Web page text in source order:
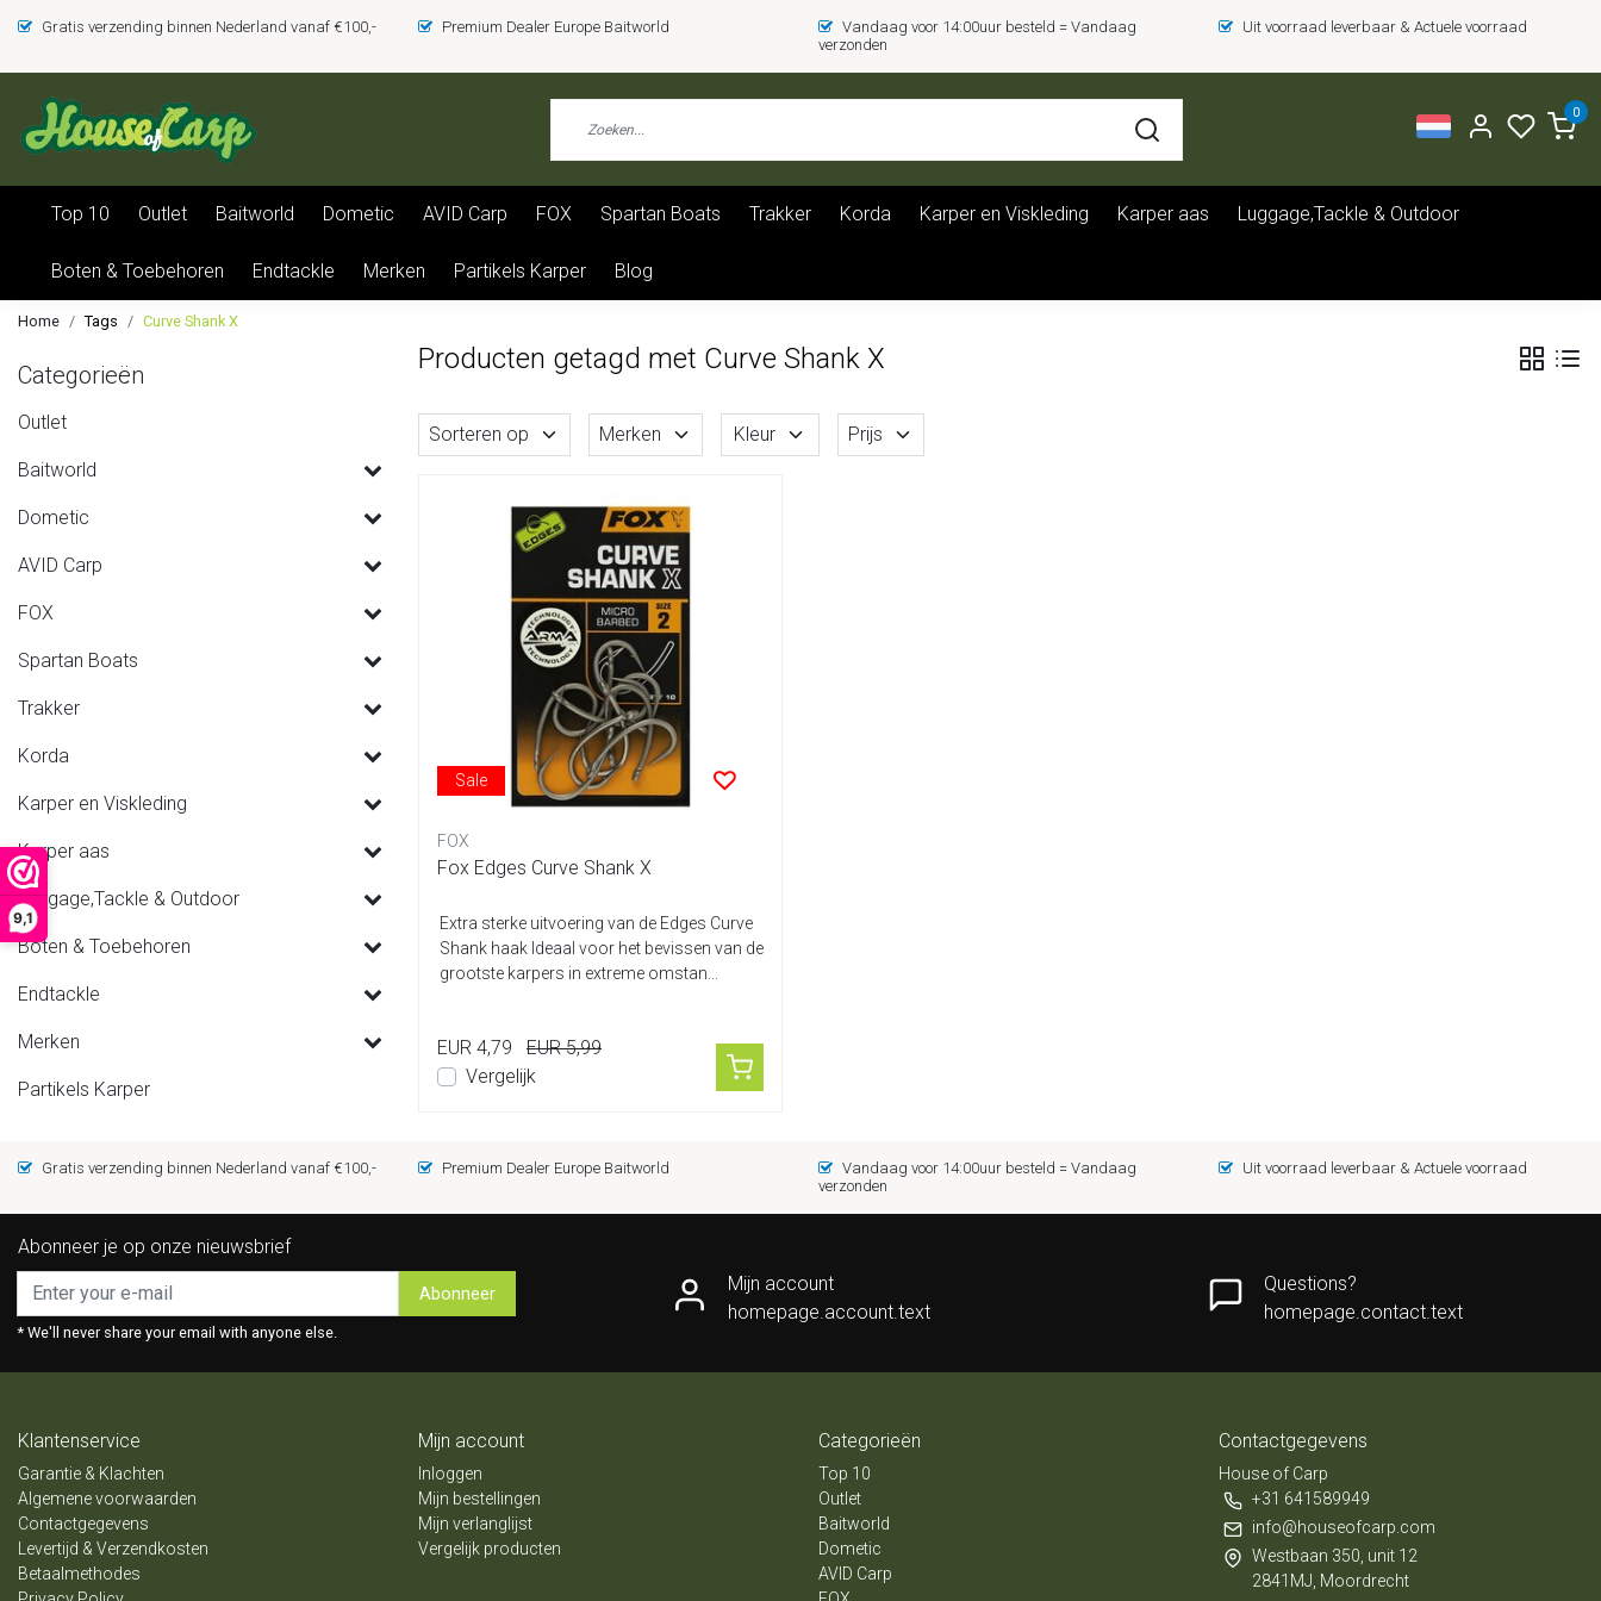
9,1
Gratis verzending binnen Nederland vanaf €100,- Premium Dealer Europe Baitworld
Vandaag voor 14:00uur besteld = Vandaag
verzonden
Uit voorraad leverbaar & Actuele voorraad
0
Top 10 Outlet Baitworld Dometic AVID Carp FOX Spartan Boats Trakker Korda Karper en Viskleding Karper aas Luggage,Tackle & Outdoor
Boten & Toebehoren Endtackle Merken Partikels Karper Blog
Home Tags Curve Shank X
Categorieën
Outlet
Baitworld
Dometic
AVID Carp
FOX
Spartan Boats
Trakker
Korda
Karper en Viskleding
Karper aas
Luggage,Tackle & Outdoor
Boten & Toebehoren
Endtackle
Merken
Partikels Karper
Producten getagd met Curve Shank X
Sorteren op Merken Kleur Prijs
Sale
FOX
Fox Edges Curve Shank X
Extra sterke uitvoering van de Edges Curve
Shank haak Ideaal voor het bevissen van de
grootste karpers in extreme omstan...
EUR 4,79
EUR 5,99
Vergelijk
Gratis verzending binnen Nederland vanaf €100,- Premium Dealer Europe Baitworld
Vandaag voor 14:00uur besteld = Vandaag
verzonden
Uit voorraad leverbaar & Actuele voorraad
Abonneer je op onze nieuwsbrief
Abonneer
* We'll never share your email with anyone else.
Mijn account
homepage.account.text
Questions?
homepage.contact.text
Klantenservice
Garantie & Klachten
Algemene voorwaarden
Contactgegevens
Levertijd & Verzendkosten
Betaalmethodes
Mijn account
Inloggen
Mijn bestellingen
Mijn verlanglijst
Vergelijk producten
Categorieën
Top 10
Outlet
Baitworld
Dometic
AVID Carp
Contactgegevens
House of Carp
+31 641589949
info@houseofcarp.com
Westbaan 350, unit 12
2841MJ, Moordrecht